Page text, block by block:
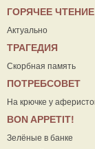
ГОРЯЧЕЕ ЧТЕНИЕ
Актуально
ТРАГЕДИЯ
Скорбная память
ПОТРЕБСОВЕТ
На крючке у
ВON APPETIT!
Зелёные в банке